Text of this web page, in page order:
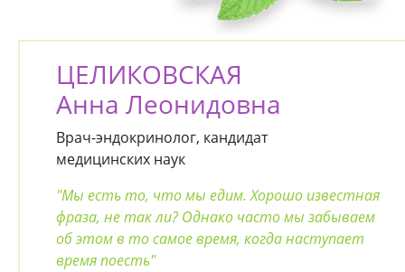
ЦЕЛИКОВСКАЯ
Анна Леонидовна
Врач-эндокринолог, кандидат
медицинских наук
"Мы есть то, что мы едим. Хорошо известная
фраза, не так ли? Однако часто мы забываем
об этом в то самое время, когда наступает
время поесть"